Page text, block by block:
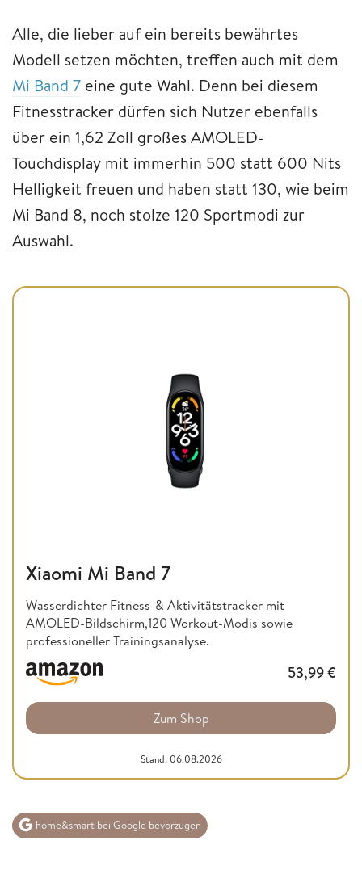
Alle, die lieber auf ein bereits bewährtes
Modell setzen möchten, treffen auch mit dem
Mi Band 7 eine gute Wahl. Denn bei diesem
Fitnesstracker dürfen sich Nutzer ebenfalls
über ein 1,62 Zoll großes AMOLED-
Touchdisplay mit immerhin 500 statt 600 Nits
Helligkeit freuen und haben statt 130, wie beim
Mi Band 8, noch stolze 120 Sportmodi zur
Auswahl.
Xiaomi Mi Band 7
Wasserdichter Fitness-& Aktivitätstracker mit
AMOLED-Bildschirm,120 Workout-Modis sowie
professioneller Trainingsanalyse.
53,99€
Zum Shop
Stand: 06.08.2026
home&smart bei Google bevorzugen